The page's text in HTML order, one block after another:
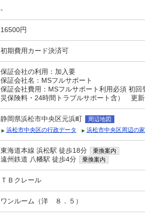
-
16500円
初期費用カード決済可
保証会社の利用：加入要
保証会社名：MSフルサポート
保証会社費用：MSフルサポート利用必須 初
災保険料・24時間トラブルサポート含） 更
静岡県浜松市中央区元浜町
周辺地図
浜松市中央区の行政データ
浜松市中央区周辺の
東海道本線 浜松駅 徒歩18分 乗換案内
遠州鉄道 八幡駅 徒歩4分 乗換案内
ＴＢクレール
ワンルーム（洋 ８．５）